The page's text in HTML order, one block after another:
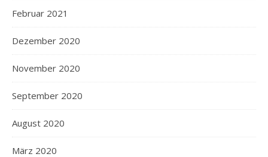
Februar 2021
Dezember 2020
November 2020
September 2020
August 2020
März 2020